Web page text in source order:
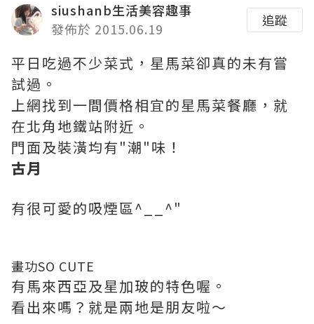
siushanb生活美容趣事
發佈於 2015.06.19
追蹤
平日吃過不少菜式，星馬菜卻真的未有嘗
試過。
上網找到一間價格相宜的星馬菜餐廳，就
在北角地鐵站附近。
門面及裝潢均有"潮"味！
古月
有很可愛的吸煙區^__^"
畫功SO CUTE
有馬來西亞及星加玻的特色喔。
看出來嗎？就是兩地是朋友啦～